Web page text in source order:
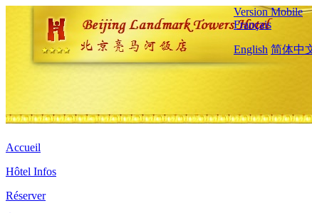
Version Mobile
Français
English 简体中
Accueil
Hôtel Infos
Réserver